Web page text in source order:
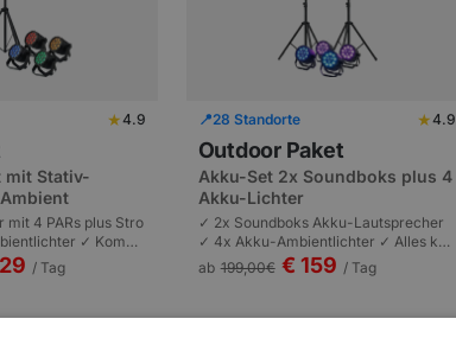
★4.9
mit Stativ-
4 PARs plus Stro
✓ Kompl
| Plug-and-Play | P
100 Personen.
/ Tag
📍28 Standorte ★4.9
Outdoor Paket
Akku-Set 2x Soundboks plus 4
Akku-Lichter
✓ 2x Soundboks Akku-Lautsprecher
✓ 4x Akku-Ambientlichter ✓ Alles kab
ellos | Komplett akkubetrieben | Garte
nfeste und Outdoor bis 80 Personen.
ab 199,00€ € 159 / Tag